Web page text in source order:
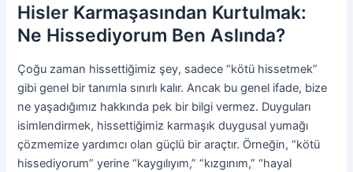
Hisler Karmaşasından Kurtulmak:
Ne Hissediyorum Ben Aslında?
Çoğu zaman hissettiğimiz şey, sadece “kötü hissetmek”
gibi genel bir tanımla sınırlı kalır. Ancak bu genel ifade, bize
ne yaşadığımız hakkında pek bir bilgi vermez. Duyguları
isimlendirmek, hissettiğimiz karmaşık duygusal yumağı
çözmemize yardımcı olan güçlü bir araçtır. Örneğin, “kötü
hissediyorum” yerine “kaygılıyım,” “kızgınım,” “hayal